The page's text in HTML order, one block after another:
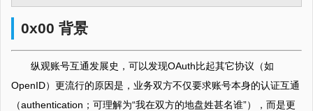
0x00 背景
纵观账号互通发展史，可以发现OAuth比起其它协议（如
OpenID）更流行的原因是，业务双方不仅要求账号本身的认证互通
（authentication；可理解为“我在双方的地盘姓甚名谁”），而是更